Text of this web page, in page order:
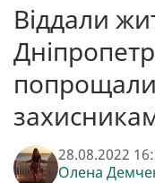
Віддали
28.08.2022
Олена